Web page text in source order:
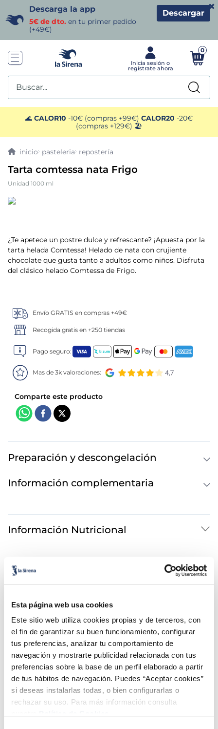
Esta página web usa cookies
Este sitio web utiliza cookies propias y de terceros, con
el fin de garantizar su buen funcionamiento, configurar
tus preferencias, analizar tu comportamiento de
navegación y mostrarte publicidad relacionada con tus
preferencias sobre la base de un perfil elaborado a partir
de tus hábitos de navegación. Puedes “Aceptar cookies”
si deseas instalarlas todas, o bien configurarlas o
rechazar su uso. Para más información consulta
Descarga la app
5€ de dto. en tu primer pedido
(+49€)
Descargar
×
0
Buscar...
🌊 CALOR10 -10€ (compras +99€) CALOR20 -20€
(compras +129€) 🏖️
pasteleria repostería
Tarta comtessa nata Frigo
Unidad 1000 ml
¿Te apetece un postre dulce y refrescante? ¡Apuesta por la
tarta helada Comtessa! Helado de nata con crujiente
chocolate que gusta tanto a adultos como niños. Disfruta
del clásico helado Comtessa de Frigo.
Envío GRATIS en compras +49€
Recogida gratis en +250 tiendas
Pago seguro:
Mas de 3k valoraciones:
Preparación y descongelación
Información complementaria
Información Nutricional
También te puede interesar...
Vasito helado vainilla y
chocolate
Sin gluten
Tarrina Premium Menta
con chocolate
TÉRMINOS MÁS BUSCADOS
1. helados sirena
3 patatas
6. croquetas
8. listísimos
. gambon
10. pollo